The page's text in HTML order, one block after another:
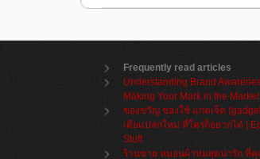
e
b
o
o
k
o
d
o
n
Frequently read articles
Understanding Brand
Making Your Mark in the Market
ของขวัญ ของใช้ แกดเจ็ต
เดียแปลกใหม่ ที่ใครก็อยากได้ |
Stuff
ร้านขาย หมอนผ้าห่มสุดน่ารัก ที่